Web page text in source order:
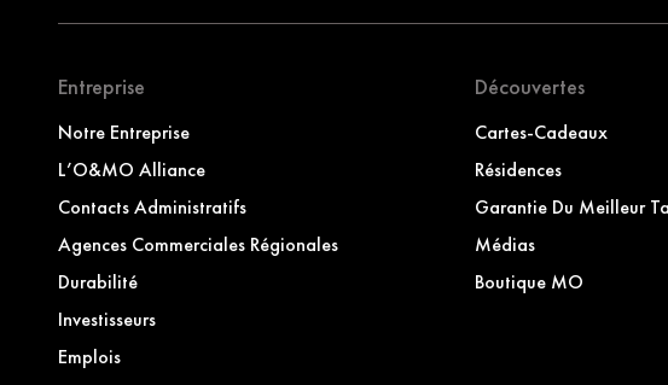
Entreprise
Notre Entreprise
L’O&MO Alliance
Contacts Administratifs
Agences Commerciales Régionales
Durabilité
Investisseurs
Emplois
Découvertes
Cartes-Cadeaux
Résidences
Garantie Du Meilleur
Médias
Boutique MO